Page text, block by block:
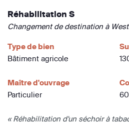
Réhabilitation S
Changement de destination à
Type de bien
Bâtiment agricole
Maître d'ouvrage
Particulier
« Réhabilitation d'un séchoir à